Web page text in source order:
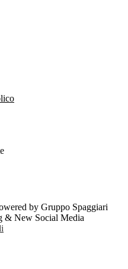
by Gruppo Spaggiari
& New Social Media